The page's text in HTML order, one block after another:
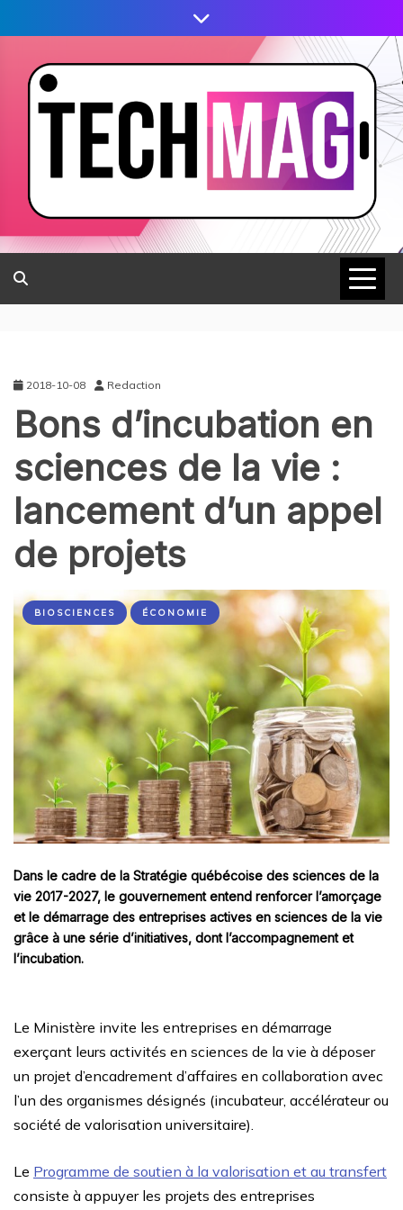
2018-10-08 Redaction
Bons d’incubation en
sciences de la vie :
lancement d’un appel
de projets
BIOSCIENCES ÉCONOMIE
Dans le cadre de la Stratégie québécoise des sciences de la
vie 2017-2027, le gouvernement entend renforcer l’amorçage
et le démarrage des entreprises actives en sciences de la vie
grâce à une série d’initiatives, dont l’accompagnement et
l’incubation.
Le Ministère invite les entreprises en démarrage
exerçant leurs activités en sciences de la vie à déposer
un projet d’encadrement d’affaires en collaboration avec
l’un des organismes désignés (incubateur, accélérateur ou
société de valorisation universitaire).
Le Programme de soutien à la valorisation et au transfert
consiste à appuyer les projets des entreprises